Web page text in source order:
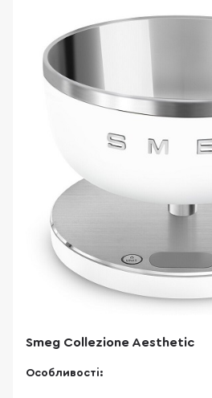
Smeg Collezione Aesthetic
Особливості: